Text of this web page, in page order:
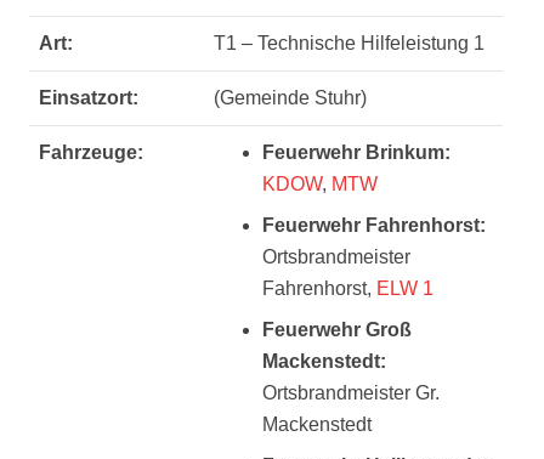
Art: T1 – Technische Hilfeleistung 1
Einsatzort: (Gemeinde Stuhr)
Fahrzeuge:
Feuerwehr Brinkum:
KDOW, MTW
Feuerwehr Fahrenhorst:
Ortsbrandmeister
Fahrenhorst, ELW 1
Feuerwehr Groß
Mackenstedt:
Ortsbrandmeister Gr.
Mackenstedt